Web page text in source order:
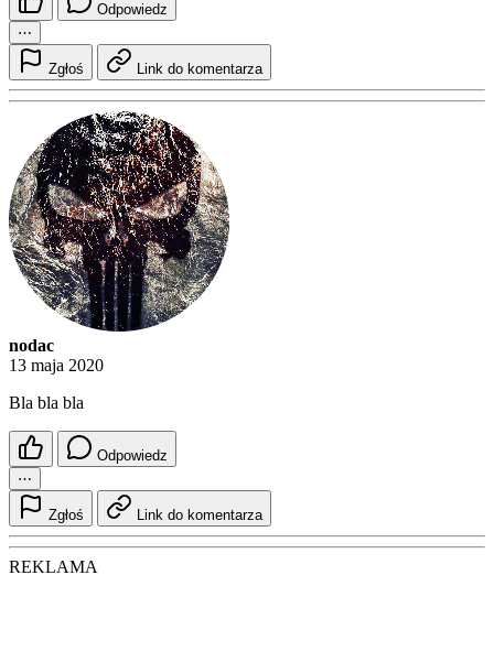
Odpowiedz
⋯
Zgłoś Link do komentarza
nodac
13 maja 2020
Bla bla bla
Odpowiedz
⋯
Zgłoś Link do komentarza
REKLAMA